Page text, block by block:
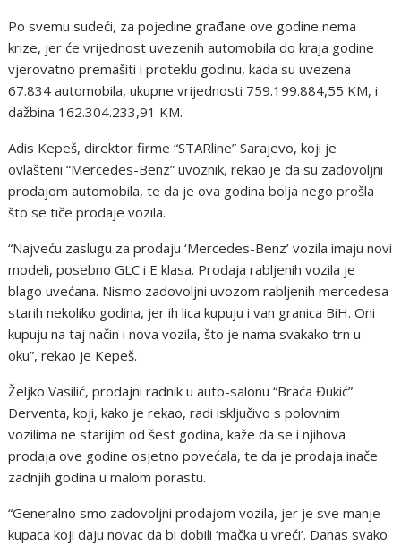
Po svemu sudeći, za pojedine građane ove godine nema
krize, jer će vrijednost uvezenih automobila do kraja godine
vjerovatno premašiti i proteklu godinu, kada su uvezena
67.834 automobila, ukupne vrijednosti 759.199.884,55 KM, i
dažbina 162.304.233,91 KM.
Adis Kepeš, direktor firme “STARline” Sarajevo, koji je
ovlašteni “Mercedes-Benz” uvoznik, rekao je da su zadovoljni
prodajom automobila, te da je ova godina bolja nego prošla
što se tiče prodaje vozila.
“Najveću zaslugu za prodaju ‘Mercedes-Benz’ vozila imaju novi
modeli, posebno GLC i E klasa. Prodaja rabljenih vozila je
blago uvećana. Nismo zadovoljni uvozom rabljenih mercedesa
starih nekoliko godina, jer ih lica kupuju i van granica BiH. Oni
kupuju na taj način i nova vozila, što je nama svakako trn u
oku”, rekao je Kepeš.
Željko Vasilić, prodajni radnik u auto-salonu “Braća Đukić”
Derventa, koji, kako je rekao, radi isključivo s polovnim
vozilima ne starijim od šest godina, kaže da se i njihova
prodaja ove godine osjetno povećala, te da je prodaja inače
zadnjih godina u malom porastu.
“Generalno smo zadovoljni prodajom vozila, jer je sve manje
kupaca koji daju novac da bi dobili ‘mačka u vreći’. Danas svako